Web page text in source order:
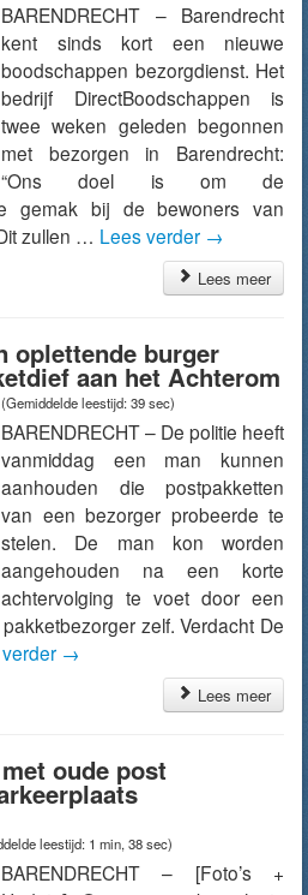
BARENDRECHT – Barendrecht
kent sinds kort een nieuwe
boodschappen bezorgdienst. Het
bedrijf DirectBoodschappen is
twee weken geleden begonnen
met bezorgen in Barendrecht:
“Ons doel is om de
gemak bij de bewoners van
zullen … Lees verder →
Lees meer
oplettende burger
aan het Achterom
(Gemiddelde leestijd: 39 sec)
BARENDRECHT – De politie heeft
vanmiddag een man kunnen
aanhouden die postpakketten
van een bezorger probeerde te
stelen. De man kon worden
aangehouden na een korte
achtervolging te voet door een
zelf. Verdacht De
→
Lees meer
oude post
leestijd: 1 min, 38 sec)
BARENDRECHT – [Foto’s +